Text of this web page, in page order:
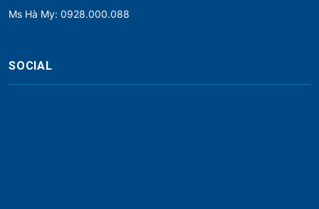
Ms Hà My: 0928.000.088
SOCIAL